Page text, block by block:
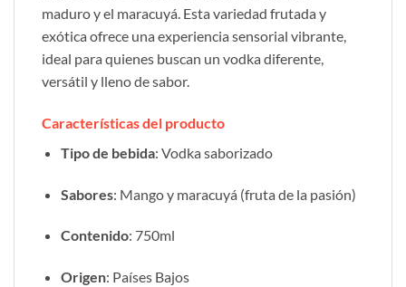
maduro y el maracuyá. Esta variedad frutada y
exótica ofrece una experiencia sensorial vibrante,
ideal para quienes buscan un vodka diferente,
versátil y lleno de sabor.
Características del producto
Tipo de bebida: Vodka saborizado
Sabores: Mango y maracuyá (fruta de la pasión)
Contenido: 750ml
Origen: Países Bajos